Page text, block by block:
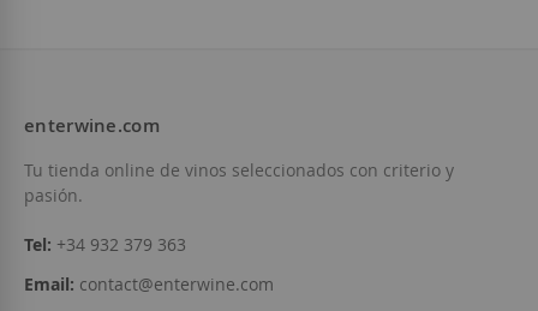
enterwine.com
Tu tienda online de vinos seleccionados con criterio y
pasión.
Tel: +34 932 379 363
Email: contact@enterwine.com